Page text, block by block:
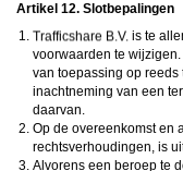
Artikel 12. Slotbepalingen
is te
voorwaarden te
van toepassing op
inachtneming van een
daarvan.
Op de overeenkomst en
rechtsverhoudingen, is
Alvorens een beroep te